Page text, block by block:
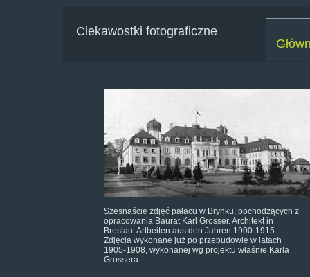
Ciekawostki fotograficzne
Szesnaście zdjęć pałacu w Brynku, pochodzących z
opracowania Baurat Karl Grosser. Architekt in
Breslau. Artbeiten aus den Jahren 1900-1915.
Zdjęcia wykonane już po przebudowie w latach
1905-1908, wykonanej wg projektu właśnie Karla
Grossera.